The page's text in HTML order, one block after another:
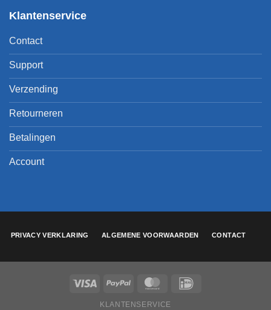
Klantenservice
Contact
Support
Verzending
Retourneren
Betalingen
Account
PRIVACY VERKLARING ALGEMENE VOORWAARDEN CONTACT
KLANTENSERVICE